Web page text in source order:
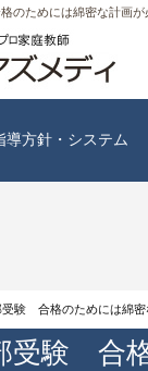
のためには綿密な計画が
導方針・システム
受験 合格のためには綿密
受験 合